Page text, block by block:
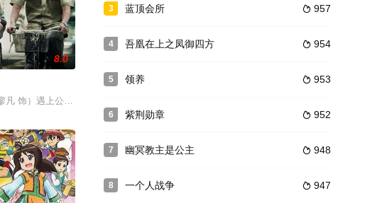
蓝盈莹饰）培养成接班人，不仅中断了他们的生活费，还试图通过制造难题加速子女的
表面上是在寻找军阀的宝藏，实际上却是……重重谍影，究竟谁才是幻术师？这艘求生极
命组建“025敢死队”，以伺机袭击南京城内的日寇，他从被即将行刑的死囚中挑选了五
8.0
凡 饰）遇上公安大赵赶鹅（尹昉 饰），从“互不顺眼”到携手并肩。横跨18年的胡同悬案
3  957
蓝顶会所
4  954
吾凰在上之凤御四方
5  953
领养
6  952
紫荆勋章
7  948
幽冥教主是公主
8  947
一个人战争